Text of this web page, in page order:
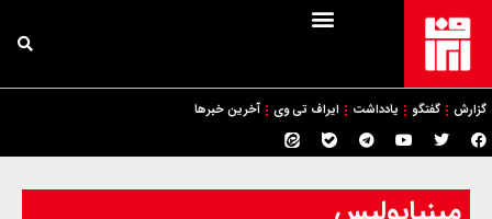
گزارش گفتگو یادداشت ایراف تی وی آخرین خبرها